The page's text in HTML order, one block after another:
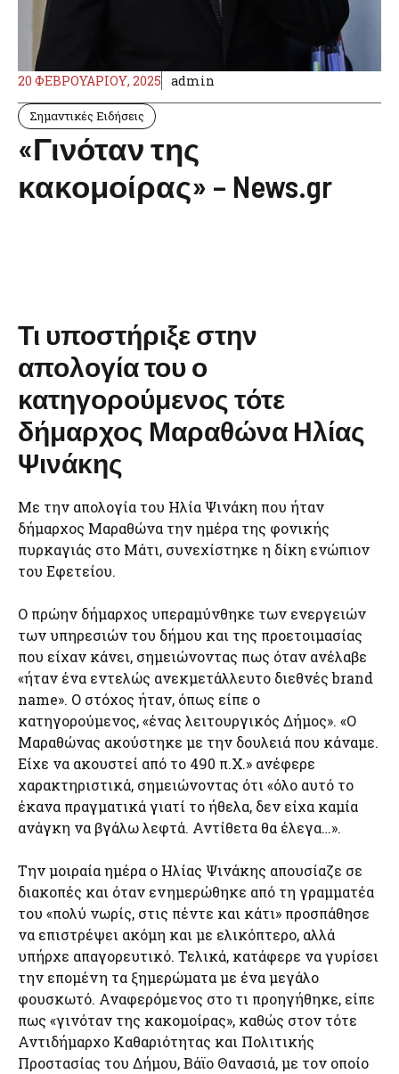
20 ΦΕΒΡΟΥΑΡΊΟΥ, 2025 admin
Σημαντικές Ειδήσεις
«Γινόταν της
κακομοίρας» – News.gr
Τι υποστήριξε στην
απολογία του ο
κατηγορούμενος τότε
δήμαρχος Μαραθώνα Ηλίας
Ψινάκης
Με την απολογία του Ηλία Ψινάκη που ήταν
δήμαρχος Μαραθώνα την ημέρα της φονικής
πυρκαγιάς στο Μάτι, συνεχίστηκε η δίκη ενώπιον
του Εφετείου.
Ο πρώην δήμαρχος υπεραμύνθηκε των ενεργειών
των υπηρεσιών του δήμου και της προετοιμασίας
που είχαν κάνει, σημειώνοντας πως όταν ανέλαβε
«ήταν ένα εντελώς ανεκμετάλλευτο διεθνές brand
name». Ο στόχος ήταν, όπως είπε ο
κατηγορούμενος, «ένας λειτουργικός Δήμος». «Ο
Μαραθώνας ακούστηκε με την δουλειά που κάναμε.
Είχε να ακουστεί από το 490 π.Χ.» ανέφερε
χαρακτηριστικά, σημειώνοντας ότι «όλο αυτό το
έκανα πραγματικά γιατί το ήθελα, δεν είχα καμία
ανάγκη να βγάλω λεφτά. Αντίθετα θα έλεγα…».
Την μοιραία ημέρα ο Ηλίας Ψινάκης απουσίαζε σε
διακοπές και όταν ενημερώθηκε από τη γραμματέα
του «πολύ νωρίς, στις πέντε και κάτι» προσπάθησε
να επιστρέψει ακόμη και με ελικόπτερο, αλλά
υπήρχε απαγορευτικό. Τελικά, κατάφερε να γυρίσει
την επομένη τα ξημερώματα με ένα μεγάλο
φουσκωτό. Αναφερόμενος στο τι προηγήθηκε, είπε
πως «γινόταν της κακομοίρας», καθώς στον τότε
Αντιδήμαρχο Καθαριότητας και Πολιτικής
Προστασίας του Δήμου, Βάϊο Θανασιά, με τον οποίο